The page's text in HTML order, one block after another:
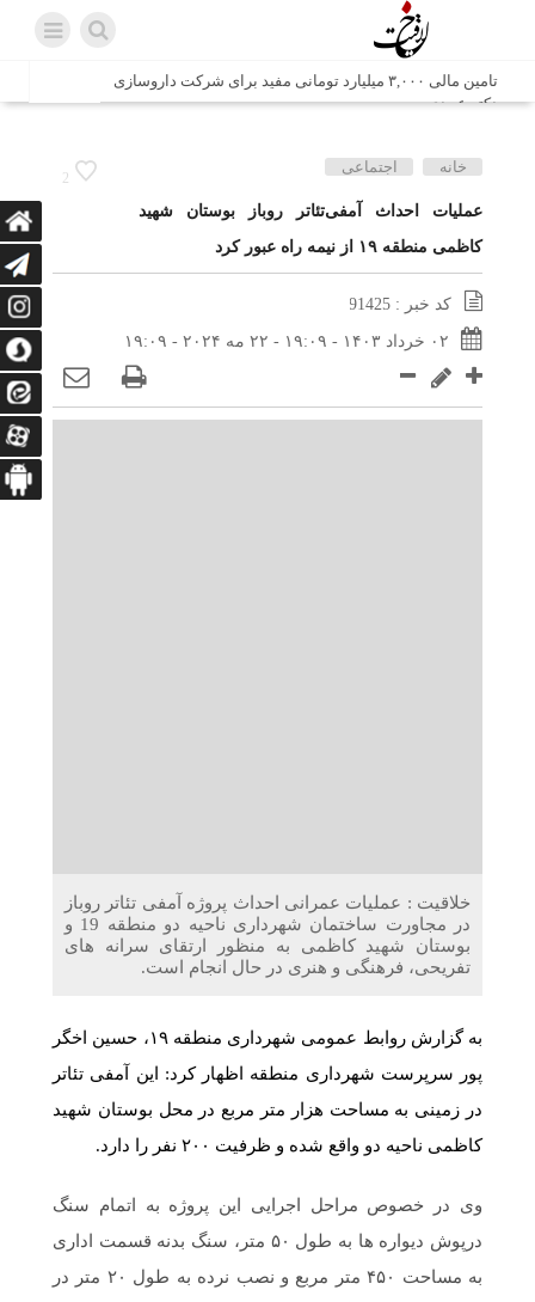
تامین مالی ۳,۰۰۰ میلیارد تومانی مفید برای شرکت داروسازی
دکتر عبیدی
شش وزیر کابینه پاکستان با حضور در سفارت ایران در اسلام
اتابک: ظرفیت های جدید همکاری‌های تجاری ایران و پاکستان با
محوریت بخش خصوصی فعال می‌شود
در مسیر جا‌مانده‌ها، دل‌ها به کربلا رسیده است
وزیر صمت خواستار پیگیری کانتینرهای ایرانی در بندر کراچی
شد / تجارت ۱۰ میلیارد دلاری ایران و پاکستان
2
خانه اجتماعی
عملیات احداث آمفی‌تئاتر روباز بوستان شهید
کاظمی منطقه ۱۹ از نیمه راه عبور کرد
کد خبر : 91425
۰۲ خرداد ۱۴۰۳ - ۱۹:۰۹ - ۲۲ مه ۲۰۲۴ - ۱۹:۰۹
خلاقیت : عملیات عمرانی احداث پروژه آمفی تئاتر روباز
در مجاورت ساختمان شهرداری ناحیه دو منطقه 19 و
بوستان شهید کاظمی به منظور ارتقای سرانه های
تفریحی، فرهنگی و هنری در حال انجام است.
به گزارش روابط عمومی شهرداری منطقه ۱۹، حسین اخگر
پور سرپرست شهرداری منطقه اظهار کرد: این آمفی تئاتر
در زمینی به مساحت هزار متر مربع در محل بوستان شهید
کاظمی ناحیه دو واقع شده و ظرفیت ۲۰۰ نفر را دارد.
وی در خصوص مراحل اجرایی این پروژه به اتمام سنگ
درپوش دیواره ها به طول ۵۰ متر، سنگ بدنه قسمت اداری
به مساحت ۴۵۰ متر مربع و نصب نرده به طول ۲۰ متر در